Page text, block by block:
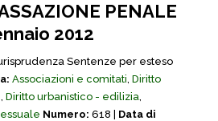
PENALE
2012
Sentenze per esteso
Associazioni e comitati, Diritto
, Diritto urbanistico - edilizia,
Numero: 618 | Data di